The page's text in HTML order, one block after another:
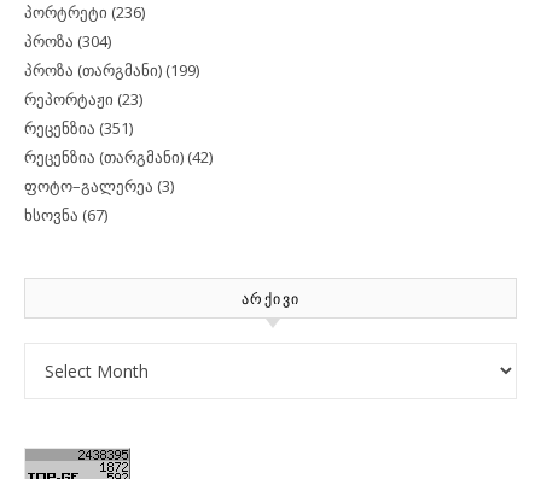
პორტრეტი (236)
პროზა (304)
პროზა (თარგმანი) (199)
რეპორტაჟი (23)
რეცენზია (351)
რეცენზია (თარგმანი) (42)
ფოტო–გალერეა (3)
ხსოვნა (67)
ᲐᲠᲥᲘᲕᲘ